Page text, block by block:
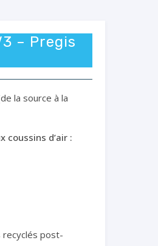
– Pregis
la source à la
coussins d’air :
recyclés post-